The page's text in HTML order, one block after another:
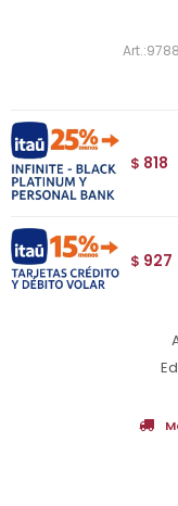
$ 818
$ 927